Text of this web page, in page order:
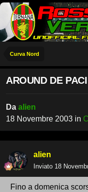
Curva Nord
AROUND DE PACI
Da alien
18 Novembre 2003 in
alien
Inviato 18
Fino a domenica